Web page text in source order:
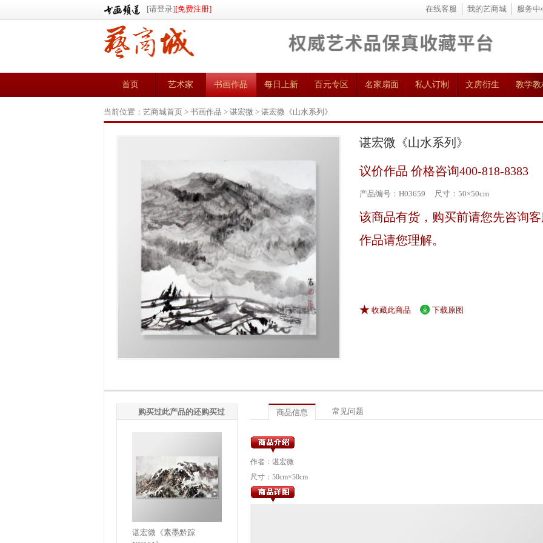
[请登录][免费注册] 在线客服 我的艺商城 服务中
首页 艺术家 书画作品 每日上新 百元专区 名家扇面 私人订制 文房衍生 教学教
当前位置： 艺商城首页> 书画作品 > 谌宏微 > 谌宏微《山水系列》
谌宏微《山水系列》
议价作品 价格咨询400-818-8383
产品编号：H03659 尺寸：50×50cm
该商品有货，购买前请您先咨询
作品请您理解。
收藏此商品 下载原图
购买过此产品的还购买过
谌宏微《素墨黔踪
商品信息 常见问题
作者：谌宏微
尺寸：50cm×50cm